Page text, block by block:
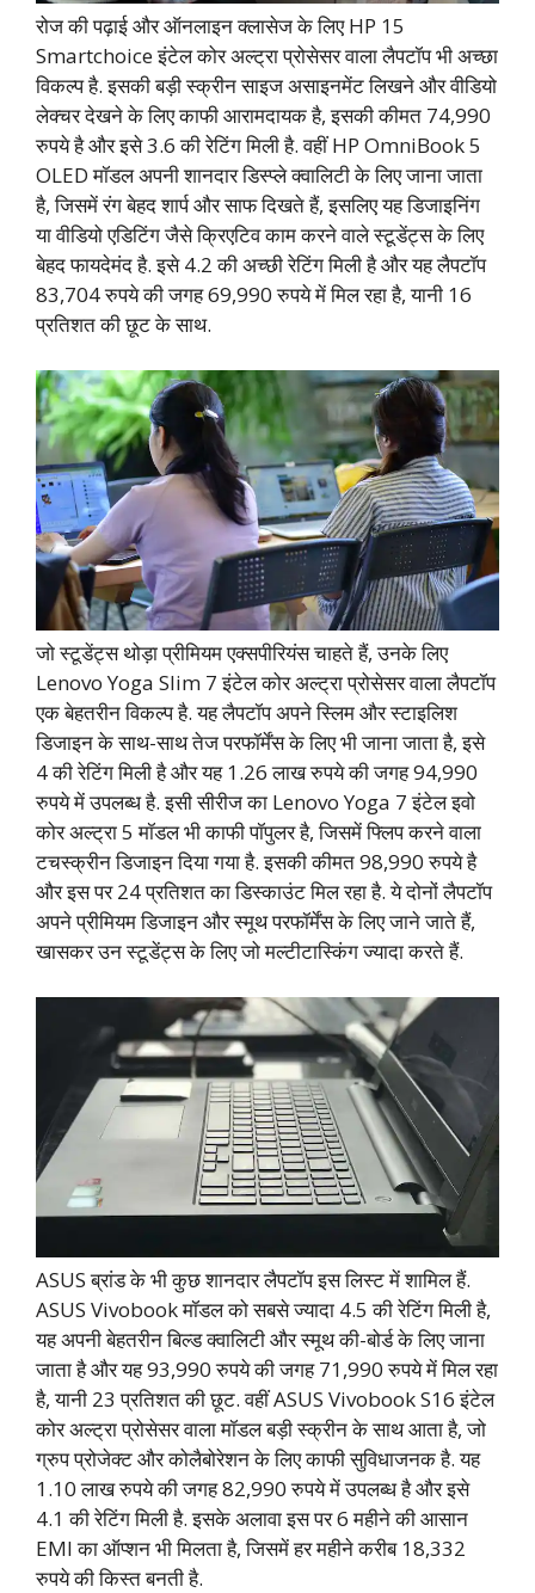
रोज की पढ़ाई और ऑनलाइन क्लासेज के लिए HP 15
Smartchoice इंटेल कोर अल्ट्रा प्रोसेसर वाला लैपटॉप भी अच्छा
विकल्प है. इसकी बड़ी स्क्रीन साइज असाइनमेंट लिखने और वीडियो
लेक्चर देखने के लिए काफी आरामदायक है, इसकी कीमत 74,990
रुपये है और इसे 3.6 की रेटिंग मिली है. वहीं HP OmniBook 5
OLED मॉडल अपनी शानदार डिस्प्ले क्वालिटी के लिए जाना जाता
है, जिसमें रंग बेहद शार्प और साफ दिखते हैं, इसलिए यह डिजाइनिंग
या वीडियो एडिटिंग जैसे क्रिएटिव काम करने वाले स्टूडेंट्स के लिए
बेहद फायदेमंद है. इसे 4.2 की अच्छी रेटिंग मिली है और यह लैपटॉप
83,704 रुपये की जगह 69,990 रुपये में मिल रहा है, यानी 16
प्रतिशत की छूट के साथ.
जो स्टूडेंट्स थोड़ा प्रीमियम एक्सपीरियंस चाहते हैं, उनके लिए
Lenovo Yoga Slim 7 इंटेल कोर अल्ट्रा प्रोसेसर वाला लैपटॉप
एक बेहतरीन विकल्प है. यह लैपटॉप अपने स्लिम और स्टाइलिश
डिजाइन के साथ-साथ तेज परफॉर्मेंस के लिए भी जाना जाता है, इसे
4 की रेटिंग मिली है और यह 1.26 लाख रुपये की जगह 94,990
रुपये में उपलब्ध है. इसी सीरीज का Lenovo Yoga 7 इंटेल इवो
कोर अल्ट्रा 5 मॉडल भी काफी पॉपुलर है, जिसमें फ्लिप करने वाला
टचस्क्रीन डिजाइन दिया गया है. इसकी कीमत 98,990 रुपये है
और इस पर 24 प्रतिशत का डिस्काउंट मिल रहा है. ये दोनों लैपटॉप
अपने प्रीमियम डिजाइन और स्मूथ परफॉर्मेंस के लिए जाने जाते हैं,
खासकर उन स्टूडेंट्स के लिए जो मल्टीटास्किंग ज्यादा करते हैं.
ASUS ब्रांड के भी कुछ शानदार लैपटॉप इस लिस्ट में शामिल हैं.
ASUS Vivobook मॉडल को सबसे ज्यादा 4.5 की रेटिंग मिली है,
यह अपनी बेहतरीन बिल्ड क्वालिटी और स्मूथ की-बोर्ड के लिए जाना
जाता है और यह 93,990 रुपये की जगह 71,990 रुपये में मिल रहा
है, यानी 23 प्रतिशत की छूट. वहीं ASUS Vivobook S16 इंटेल
कोर अल्ट्रा प्रोसेसर वाला मॉडल बड़ी स्क्रीन के साथ आता है, जो
ग्रुप प्रोजेक्ट और कोलैबोरेशन के लिए काफी सुविधाजनक है. यह
1.10 लाख रुपये की जगह 82,990 रुपये में उपलब्ध है और इसे
4.1 की रेटिंग मिली है. इसके अलावा इस पर 6 महीने की आसान
EMI का ऑप्शन भी मिलता है, जिसमें हर महीने करीब 18,332
रुपये की किस्त बनती है.